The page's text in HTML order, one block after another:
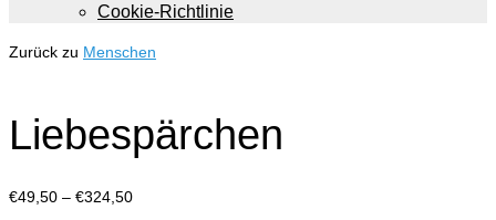
Cookie-Richtlinie
Zurück zu Menschen
Liebespärchen
€49,50 – €324,50Preisspanne: